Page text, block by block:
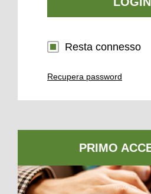
Resta connesso
Recupera password